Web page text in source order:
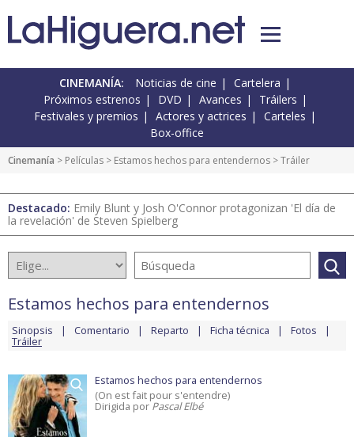
CINEMANÍA: Noticias de cine
Cartelera
Próximos estrenos
DVD Avances
Tráilers
Festivales y premios
Actores y actrices
Carteles
Box-office
Cinemanía > Películas > Estamos hechos para entendernos > Tráiler
Destacado: Emily Blunt y Josh O'Connor protagonizan 'El día de
la revelación' de Steven Spielberg
Estamos hechos para entendernos
Sinopsis Comentario Reparto Ficha técnica Fotos
Tráiler
Estamos hechos para entendernos
(On est fait pour s'entendre)
Dirigida porPascal Elbé